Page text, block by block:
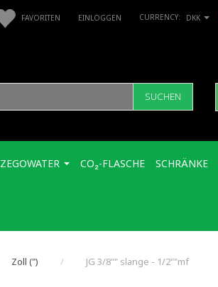
DKK
FAVORITEN EINLOGGEN
SUCHEN
ZEGOWATER CO₂-FLASCHE SCHRÄNKE
Zoll (") JG 3/8"" slange - 1/2""mf